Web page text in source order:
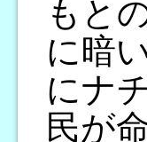
もと
に暗
にナ
民が